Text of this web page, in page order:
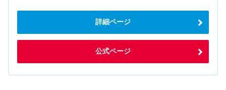
詳細ページ
公式ページ